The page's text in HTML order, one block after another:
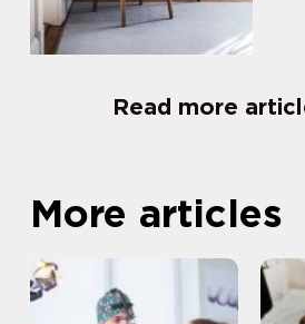
Read more
More articles